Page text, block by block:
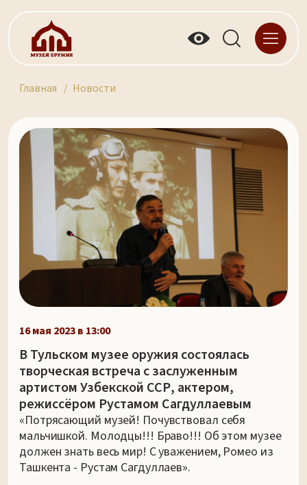
Главная Новости
16 мая 2023 в 13:00
В Тульском музее оружия состоялась
творческая встреча с заслуженным
артистом Узбекской ССР, актером,
режиссёром Рустамом Сагдуллаевым
«Потрясающий музей! Почувствовал себя
мальчишкой. Молодцы!!! Браво!!! Об этом музее
должен знать весь мир! С уважением, Ромео из
Ташкента - Рустам Сагдуллаев».